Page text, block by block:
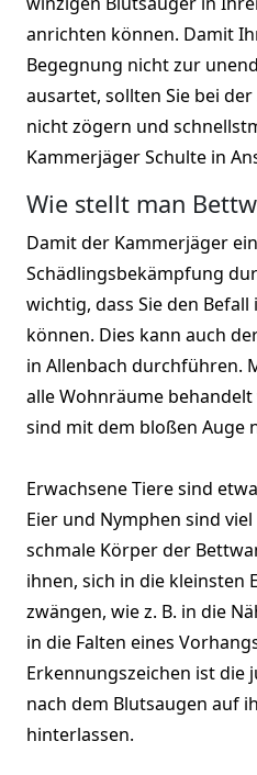
anrichten können. Damit
Begegnung nicht zur
ausartet, sollten Sie bei
nicht zögern und
Kammerjäger Schulte in
Wie stellt man
Damit der Kammerjäger
Schädlingsbekämpfung
wichtig, dass Sie den
können. Dies kann auch
in Allenbach durchführen.
alle Wohnräume
sind mit dem bloßen Auge
Erwachsene Tiere sind
Eier und Nymphen sind
schmale Körper der
ihnen, sich in die kleinsten
zwängen, wie z. B. in die
in die Falten eines
Erkennungszeichen ist die
nach dem Blutsaugen auf
hinterlassen.